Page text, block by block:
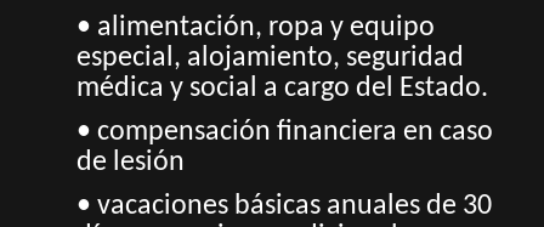
• alimentación, ropa y equipo
especial, alojamiento, seguridad
médica y social a cargo del Estado.
• compensación financiera en caso
de lesión
• vacaciones básicas anuales de 30